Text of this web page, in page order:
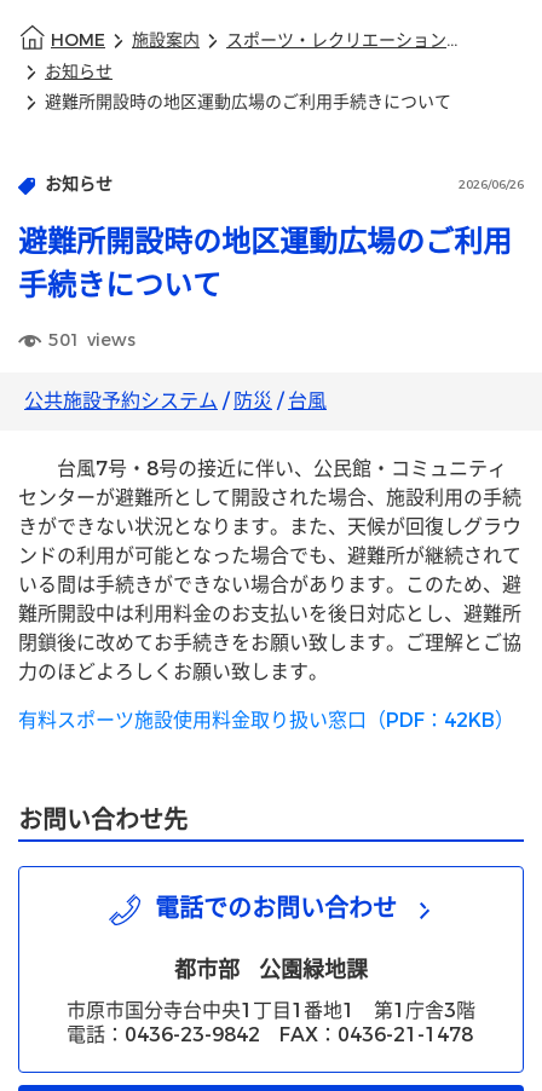
HOME 施設案内
スポーツ・レクリエーション施設
お知らせ
避難所開設時の地区運動広場のご利用手続きについて
お知らせ 2026/06/26
避難所開設時の地区運動広場のご利用
手続きについて
501 views
公共施設予約システム /防災 /台風
台風7号・8号の接近に伴い、公民館・コミュニティ
センターが避難所として開設された場合、施設利用の手続
きができない状況となります。また、天候が回復しグラウ
ンドの利用が可能となった場合でも、避難所が継続されて
いる間は手続きができない場合があります。このため、避
難所開設中は利用料金のお支払いを後日対応とし、避難所
閉鎖後に改めてお手続きをお願い致します。ご理解とご協
力のほどよろしくお願い致します。
有料スポーツ施設使用料金取り扱い窓口（PDF：42KB）
お問い合わせ先
電話でのお問い合わせ
都市部 公園緑地課
市原市国分寺台中央1丁目1番地1 第1庁舎3階
電話：0436-23-9842 FAX：0436-21-1478